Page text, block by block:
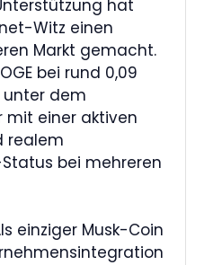
hat
Witz einen
Markt gemacht.
bei rund 0,09
unter dem
mit einer aktiven
realem
bei mehreren
einziger Musk-Coin